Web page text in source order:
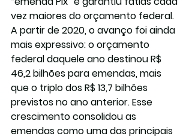
vez maiores do orçamento federal.
A partir de 2020, o avanço foi ainda
mais expressivo: o orçamento
federal daquele ano destinou R$
46,2 bilhões para emendas, mais
que o triplo dos R$ 13,7 bilhões
previstos no ano anterior. Esse
crescimento consolidou as
emendas como uma das principais